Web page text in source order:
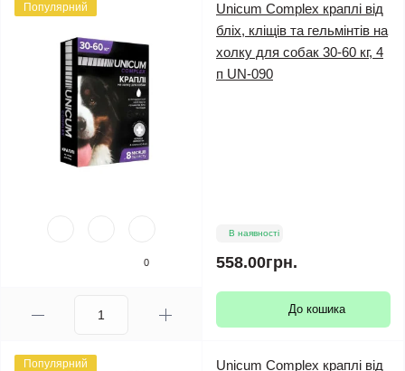
Популярний
0
Unicum Complex краплі від
бліх, кліщів та гельмінтів на
холку для собак 30-60 кг, 4
п UN-090
В наявності
558.00грн.
До кошика
Популярний Unicum Complex краплі від